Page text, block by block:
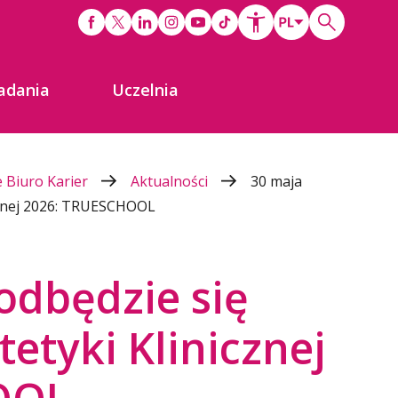
Uczelnia
Biuro Karier Aktualności
30 maja
2026: TRUESCHOOL
się
Klinicznej